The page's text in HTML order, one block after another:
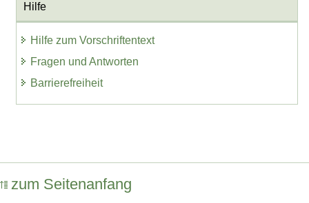
Hilfe
Hilfe zum Vorschriftentext
Fragen und Antworten
Barrierefreiheit
zum Seitenanfang